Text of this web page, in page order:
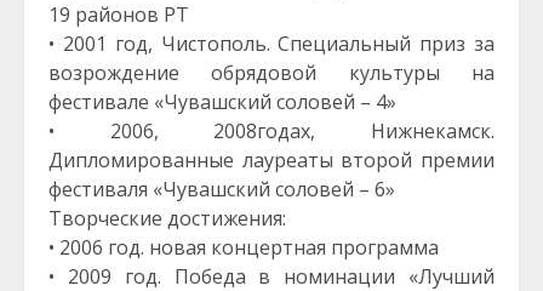
19 районов РТ
• 2001 год, Чистополь. Специальный приз за
возрождение обрядовой культуры на
фестивале «Чувашский соловей – 4»
• 2006, 2008годах, Нижнекамск.
Дипломированные лауреаты второй премии
фестиваля «Чувашский соловей – 6»
Творческие достижения:
• 2006 год. новая концертная программа
• 2009 год. Победа в номинации «Лучший